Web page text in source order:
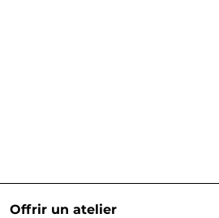
Offrir un atelier